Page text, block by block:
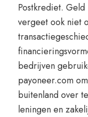
Postkrediet.
vergeet ook niet
bedrijven
payoneer.com
buitenland over
leningen en